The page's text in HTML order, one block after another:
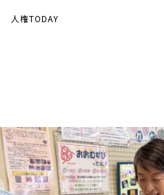
お知らせ
イベント・グッズ
YouTube
会社情報
人権TODAY